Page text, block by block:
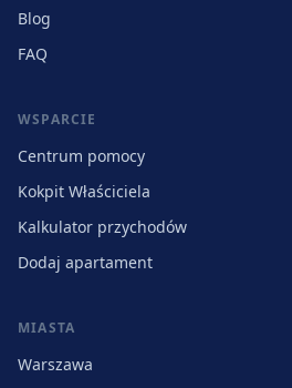
Blog
FAQ
WSPARCIE
Centrum pomocy
Kokpit Właściciela
Kalkulator przychodów
Dodaj apartament
MIASTA
Warszawa